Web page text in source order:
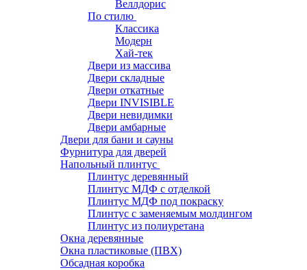
Веллдорис
По стилю
Классика
Модерн
Хай-тек
Двери из массива
Двери складные
Двери откатные
Двери INVISIBLE
Двери невидимки
Двери амбарные
Двери для бани и сауны
Фурнитура для дверей
Напольный плинтус
Плинтус деревянный
Плинтус МДФ с отделкой
Плинтус МДФ под покраску
Плинтус с заменяемым молдингом
Плинтус из полиуретана
Окна деревянные
Окна пластиковые (ПВХ)
Обсадная коробка